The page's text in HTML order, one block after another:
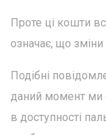
Проте ці кошти
означає, що
Подібні
даний момент ми
в доступності